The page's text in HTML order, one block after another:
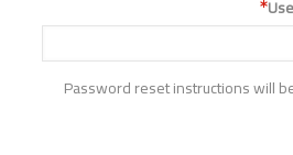
Password reset instructions will